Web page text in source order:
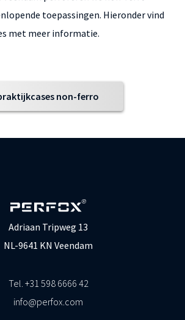
toepassingen. Hieronder vind
met meer informatie.
non-ferro
Adriaan Tripweg 13
NL-9641 KN Veendam
Tel. +31 598 6666 42
info@perfox.com